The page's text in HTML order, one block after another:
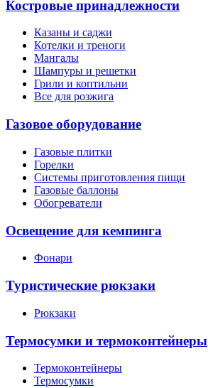
Костровые принадлежности
Казаны и саджи
Котелки и треноги
Мангалы
Шампуры и решетки
Грили и коптильни
Все для розжига
Газовое оборудование
Газовые плитки
Горелки
Системы приготовления пищи
Газовые баллоны
Обогреватели
Освещение для кемпинга
Фонари
Туристические рюкзаки
Рюкзаки
Термосумки и термоконтейнеры
Термоконтейнеры
Термосумки